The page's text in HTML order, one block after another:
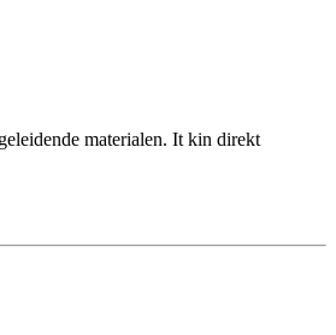
materialen. It kin direkt